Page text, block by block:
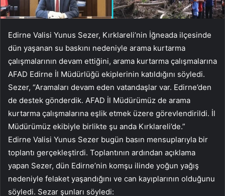
Edirne Valisi Yunus Sezer, Kırklareli’nin İğneada ilçesinde
dün yaşanan su baskını nedeniyle arama kurtarma
çalışmalarının devam ettiğini, arama kurtarma çalışmalarına
AFAD Edirne İl Müdürlüğü ekiplerinin katıldığını söyledi.
Sezer, “Aramaları devam eden vatandaşlar var. Edirne’den
de destek gönderdik. AFAD İl Müdürümüz de arama
kurtarma çalışmalarına eşlik etmek üzere görevlendirildi. İl
Müdürümüz ekibiyle birlikte şu anda Kırklareli’de.”
Edirne Valisi Yunus Sezer bugün basın mensuplarıyla bir
toplantı gerçekleştirdi. Toplantının ardından açıklama
yapan Sezer, dün Edirne’nin komşu ilinde yoğun yağış
nedeniyle felaket yaşandığını ve can kayıplarının olduğunu
söyledi. Sezar şunları söyledi: